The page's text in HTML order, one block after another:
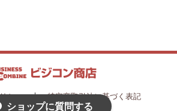
シー 特定商取引法に基づく表記
ショップに質問する